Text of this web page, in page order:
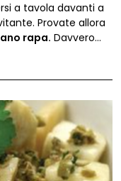
a tavola davanti a
Provate allora
rapa. Davvero